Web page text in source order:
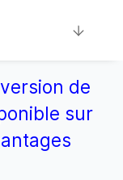
de
sur